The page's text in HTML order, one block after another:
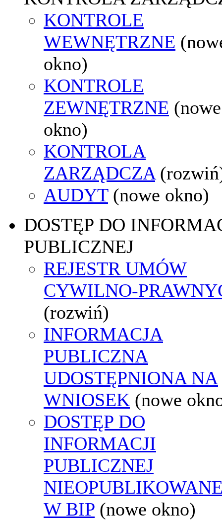
KONTROLE
WEWNĘTRZNE
okno)
KONTROLE
ZEWNĘTRZNE (nowe
okno)
KONTROLA
ZARZĄDCZA
AUDYT (nowe okno)
DOSTĘP DO
PUBLICZNEJ
REJESTR UMÓW
CYWILNO-
(rozwiń)
INFORMACJA
PUBLICZNA
UDOSTĘPNIONA NA
WNIOSEK (nowe
DOSTĘP DO
INFORMACJI
PUBLICZNEJ
W BIP (nowe okno)